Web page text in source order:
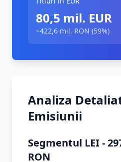
80,5 mil. EUR
~422,6 mil. RON (59%)
Analiza
Emisiunii
Segmentul LEI -
RON